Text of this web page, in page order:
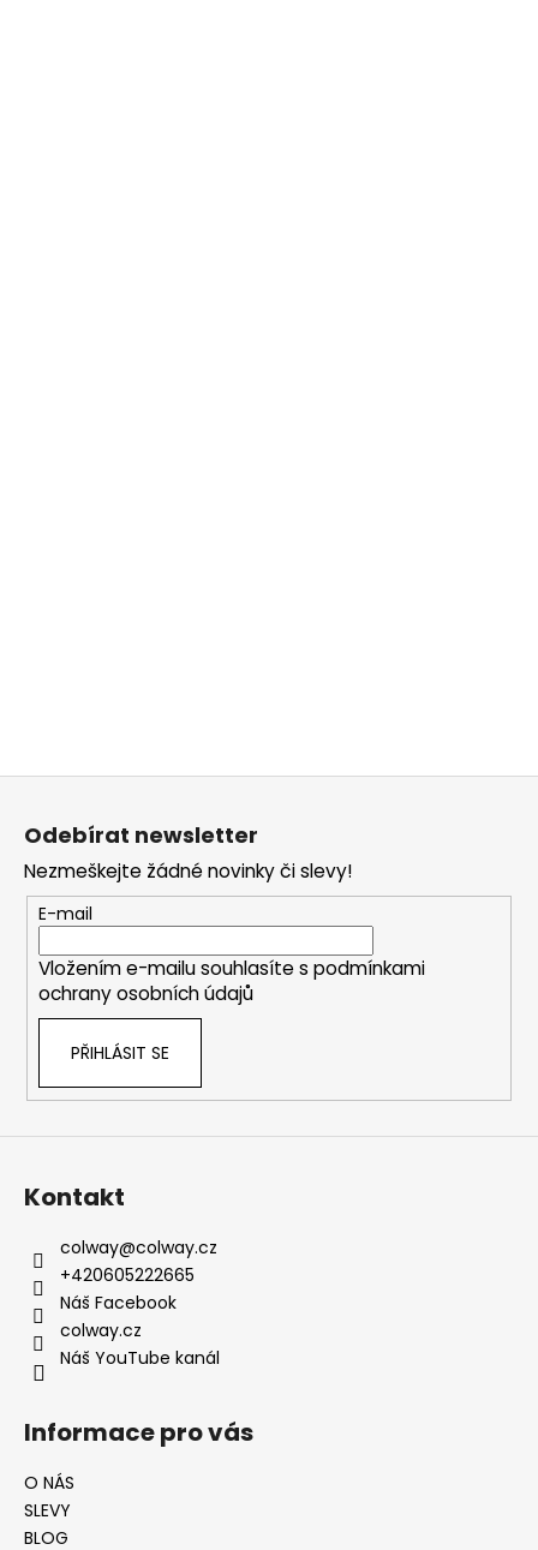
Z
Odebírat newsletter
Nezmeškejte žádné novinky či slevy!
E-mail
Vložením e-mailu souhlasíte s podmínkami
ochrany osobních údajů
PŘIHLÁSIT SE
Kontakt
colway@colway.cz
+420605222665
Náš Facebook
colway.cz
Náš YouTube kanál
Informace pro vás
O NÁS
SLEVY
BLOG